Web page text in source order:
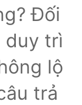
Đối
duy trì
lộ
trả